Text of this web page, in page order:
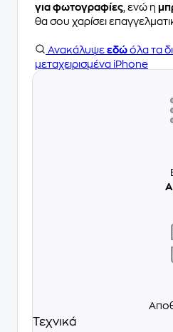
για φωτογραφίες , ενώ η
θα σου χαρίσει
Ανακάλυψε εδώ όλα τα
μεταχειρισμένα iPhone
Τεχνικά